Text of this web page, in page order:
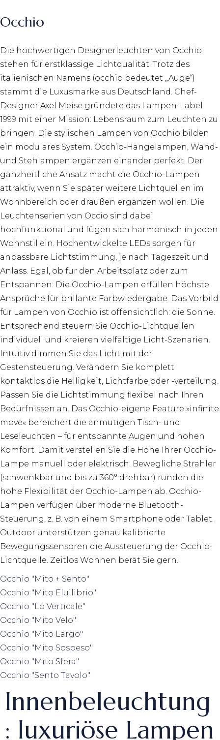
Occhio
Die hochwertigen Designerleuchten von Occhio
stehen für erstklassige Lichtqualität. Trotz des
italienischen Namens (occhio bedeutet „Auge“)
stammt die Luxusmarke aus Deutschland. Chef-
Designer Axel Meise gründete das Lampen-Label
1999 mit einer Mission: Lebensraum zum Leuchten zu
bringen. Die stylischen Lampen von Occhio bilden
ein modulares System. Occhio-Hängelampen, Wand-
und Stehlampen ergänzen einander perfekt. Der
ganzheitliche Ansatz macht die Occhio-Lampen
attraktiv, wenn Sie später weitere Lichtquellen im
Wohnbereich oder draußen ergänzen wollen. Die
Leuchtenserien von Occio sind dabei
hochfunktional und fügen sich harmonisch in jeden
Wohnstil ein. Hochentwickelte LEDs sorgen für
anpassbare Lichtstimmung, je nach Tageszeit und
Anlass. Egal, ob für den Arbeitsplatz oder zum
Entspannen: Die Occhio-Lampen erfüllen höchste
Ansprüche für brillante Farbwiedergabe. Das Vorbild
für Lampen von Occhio ist offensichtlich: die Sonne.
Entsprechend steuern Sie Occhio-Lichtquellen
individuell und kreieren vielfältige Licht-Szenarien.
Intuitiv dimmen Sie das Licht mit der
Gestensteuerung. Verändern Sie komplett
kontaktlos die Helligkeit, Lichtfarbe oder -verteilung.
Passen Sie die Lichtstimmung flexibel nach Ihren
Bedürfnissen an. Das Occhio-eigene Feature »infinite
move« bereichert die anmutigen Tisch- und
Leseleuchten – für entspannte Augen und hohen
Komfort. Damit verstellen Sie die Höhe Ihrer Occhio-
Lampe manuell oder elektrisch. Bewegliche Strahler
(schwenkbar und bis zu 360° drehbar) runden die
hohe Flexibilität der Occhio-Lampen ab. Occhio-
Lampen verfügen über moderne Bluetooth-
Steuerung, z. B. von einem Smartphone oder Tablet.
Outdoor unterstützen genau kalibrierte
Bewegungssensoren die Aussteuerung der Occhio-
Lichtquelle. Zeitlos Wohnen berät Sie gern!
Occhio "Mito + Sento"
Occhio "Mito Eluilibrio"
Occhio "Lo Verticale"
Occhio "Mito Velo"
Occhio "Mito Largo"
Occhio "Mito Sospeso"
Occhio "Mito Sfera"
Occhio "Sento Tavolo"
Innenbeleuchtung
: luxuriöse Lampen